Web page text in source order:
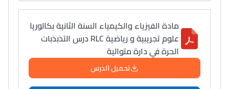
مادة الفيزياء والكيمياء السنة الثانية بكالوريا
علوم تجريبية و رياضية RLC درس التذبذبات
الحرة في دارة متوالية
تحميل الدرس